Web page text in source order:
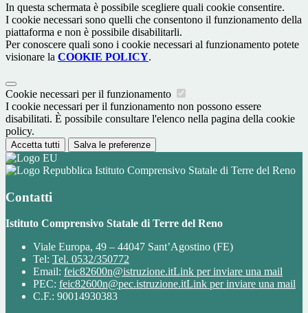
In questa schermata è possibile scegliere quali cookie consentire.
I cookie necessari sono quelli che consentono il funzionamento della
piattaforma e non è possibile disabilitarli.
Per conoscere quali sono i cookie necessari al funzionamento potete
visionare la COOKIE POLICY.
Cookie necessari per il funzionamento
I cookie necessari per il funzionamento non possono essere
disabilitati. È possibile consultare l'elenco nella pagina della cookie
policy.
Accetta tutti Salva le preferenze
Istituto Comprensivo Statale di Terre del Reno
Contatti
Istituto Comprensivo Statale di Terre del Reno
Viale Europa, 49 – 44047 Sant’Agostino (FE)
Tel: Tel. 0532/350772
Email: feic82600n@istruzione.itLink per inviare una mail
PEC: feic82600n@pec.istruzione.itLink per inviare una mail
C.F.: 90014930383